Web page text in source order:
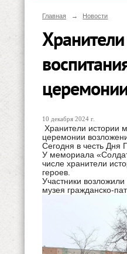
Главная → Новости
10 декабря 2024 г.
Хранители истории
церемонии
Сегодня в честь Дня
У мемориала
числе хранители
героев.
Участники
музея гражданско-